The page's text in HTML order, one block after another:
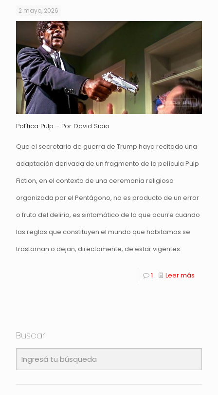
2 mayo, 2026
Política Pulp – Por David Sibio
Que el secretario de guerra de Trump haya recitado una
adaptación derivada de un fragmento de la película Pulp
Fiction, en el contexto de una ceremonia religiosa
organizada por el Pentágono, no es producto de un error
o fruto del delirio, es sintomático de lo que ocurre cuando
las reglas que constituyen el mundo que habitamos se
trastornan o dejan, directamente, de estar vigentes.
1 Leer más
Buscar